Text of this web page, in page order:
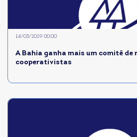
A Bahia ganha mais um comitê de
cooperativistas
14/03/2019 00:00